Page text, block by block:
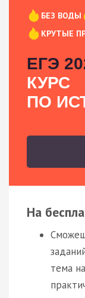
БЕЗ ВОДЫ
КРУТЫЕ
ЕГЭ
КУРС
ПО
На
тема